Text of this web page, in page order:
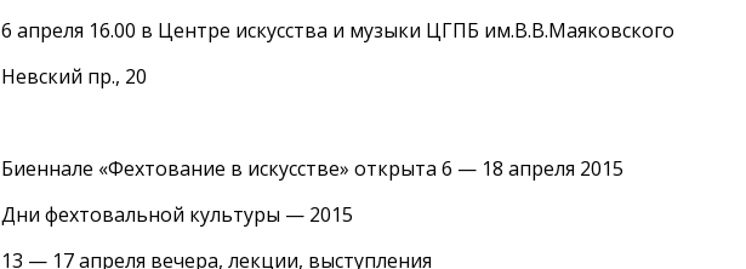
6 апреля 16.00 в Центре искусства и музыки ЦГПБ им.В.В.Маяковского
Невский пр., 20
Биеннале «Фехтование в искусстве» открыта 6 — 18 апреля 2015
Дни фехтовальной культуры — 2015
13 — 17 апреля вечера, лекции, выступления